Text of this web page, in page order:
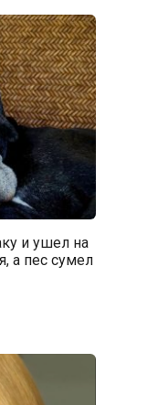
и ушел на
а пес сумел